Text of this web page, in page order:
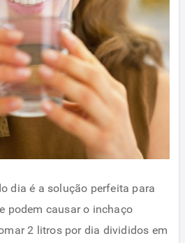
dia é a solução perfeita para
podem causar o inchaço
2 litros por dia divididos em